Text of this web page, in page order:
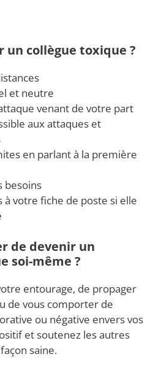
un collègue toxique ?
et neutre
venant de votre part
aux attaques et
en parlant à la première
besoins
à votre fiche de poste si elle
de devenir un
soi-même ?
entourage, de propager
de vous comporter de
ou négative envers vos
et soutenez les autres
saine.